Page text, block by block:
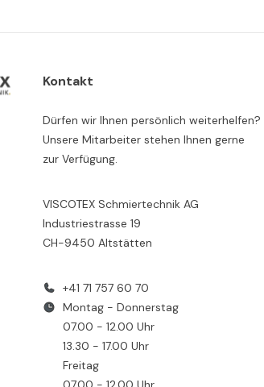
Kontakt
Dürfen wir Ihnen persönlich weiterhelfen?
Unsere Mitarbeiter stehen Ihnen gerne
zur Verfügung.
VISCOTEX Schmiertechnik AG
Industriestrasse 19
CH-9450 Altstätten
+41 71 757 60 70
Montag - Donnerstag
07.00 - 12.00 Uhr
13.30 - 17.00 Uhr
Freitag